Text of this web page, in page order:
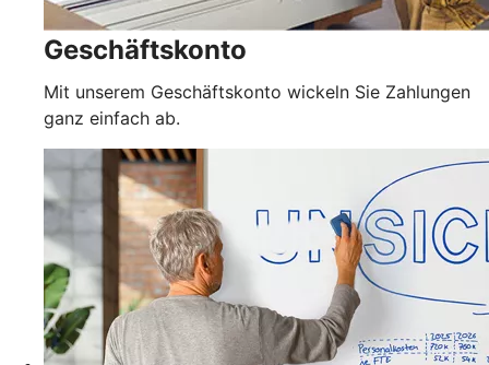
Geschäftskonto
Mit unserem Geschäftskonto wickeln Sie Zahlungen
ganz einfach ab.